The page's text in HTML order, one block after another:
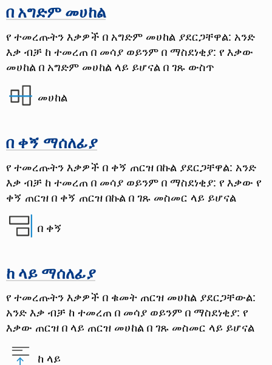
በ አግድም መሀከል
የ ተመረጡትን እቃዎች በ አግድም መሀከል ያደርጋቸዋል: አንድ
እቃ ብቻ ከ ተመረጠ በ መሳያ ወይንም በ ማስደነቂያ: የ እቃው
መሀከል በ አግድም መሀከል ላይ ይሆናል በ ገጹ ውስጥ
መሀከል
በ ቀኝ ማሰለፊያ
የ ተመረጡትን እቃዎች በ ቀኝ ጠርዝ በኩል ያደርጋቸዋል: አንድ
እቃ ብቻ ከ ተመረጠ በ መሳያ ወይንም በ ማስደነቂያ: የ እቃው የ
ቀኝ ጠርዝ በ ቀኝ ጠርዝ በኩል በ ገጹ መስመር ላይ ይሆናል
በ ቀኝ
ከ ላይ ማሰለፊያ
የ ተመረጡትን እቃዎች በ ቁመት ጠርዝ መሀከል ያደርጋቸውል:
አንድ እቃ ብቻ ከ ተመረጠ በ መሳያ ወይንም በ ማስደነቂያ: የ
እቃው ጠርዝ በ ላይ ጠርዝ መሀከል በ ገጹ መስመር ላይ ይሆናል
ከ ላይ